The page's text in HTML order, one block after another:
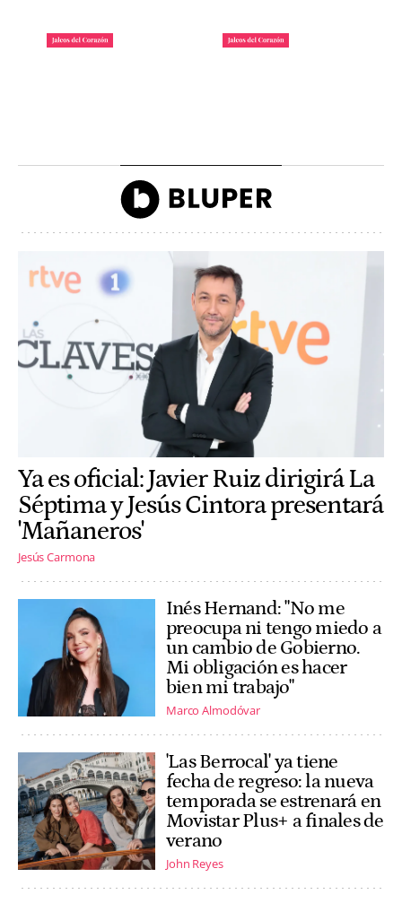
Ya es oficial: Javier Ruiz dirigirá La
Séptima y Jesús Cintora presentará
'Mañaneros'
Jesús Carmona
Inés Hernand: "No me
preocupa ni tengo miedo a
un cambio de Gobierno.
Mi obligación es hacer
bien mi trabajo"
Marco Almodóvar
'Las Berrocal' ya tiene
fecha de regreso: la nueva
temporada se estrenará en
Movistar Plus+ a finales de
verano
John Reyes